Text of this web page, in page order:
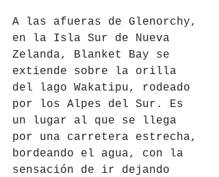
A las afueras de Glenorchy,
en la Isla Sur de Nueva
Zelanda, Blanket Bay se
extiende sobre la orilla
del lago Wakatipu, rodeado
por los Alpes del Sur. Es
un lugar al que se llega
por una carretera estrecha,
bordeando el agua, con la
sensación de ir dejando